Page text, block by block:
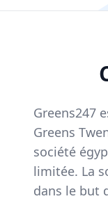
Greens247
Greens
société
limitée. La
dans le but